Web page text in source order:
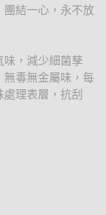
團結一心，永不放
味，減少細菌孳
無毒無金屬味，每
理表層，抗刮